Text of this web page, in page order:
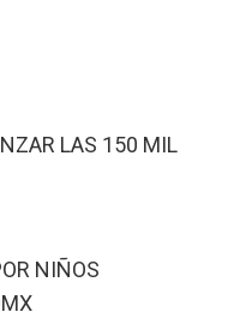
LAS 150 MIL
NIÑOS